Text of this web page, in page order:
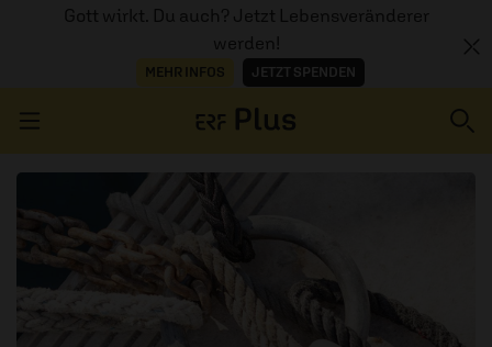
Gott wirkt. Du auch? Jetzt Lebensveränderer
werden!
MEHR INFOS JETZT SPENDEN
ERZÄHL MAL
AUDIOTHEK